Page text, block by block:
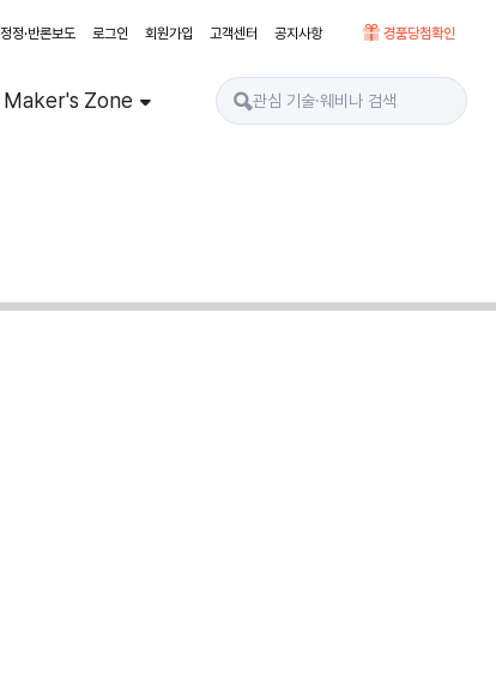
정정·반론보도 로그인 회원가입 고객센터 공지사항 경품당첨확인
Maker's Zone